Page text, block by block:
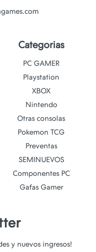
Categorias
PC GAMER
Playstation
XBOX
Nintendo
Otras consolas
Pokemon TCG
Preventas
SEMINUEVOS
Componentes PC
Gafas Gamer
y nuevos ingresos!